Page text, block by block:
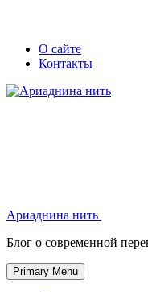
Skip
Secondary
left
navigation
Secondary
right
navigation
О сайте
Контакты
Ариаднина нить
Блог о современной
Primary Menu